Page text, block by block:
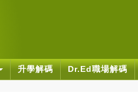
升學解碼 Dr.Ed職場解碼